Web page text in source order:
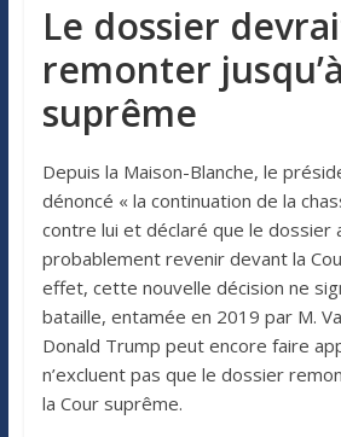
Le dossier
remonter
suprême
Depuis la Maison-Blanche, le
dénoncé « la continuation de la
contre lui et déclaré que le dossier
probablement revenir devant la
effet, cette nouvelle décision ne
bataille, entamée en 2019 par M.
Donald Trump peut encore faire
n’excluent pas que le dossier
la Cour suprême.